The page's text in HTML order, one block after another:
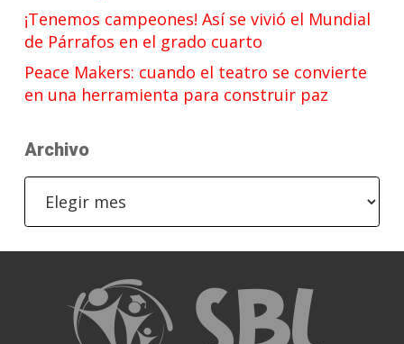
¡Tenemos campeones! Así se vivió el Mundial
de Párrafos en el grado cuarto
Peace Makers: cuando el teatro se convierte
en una herramienta para construir paz
Archivo